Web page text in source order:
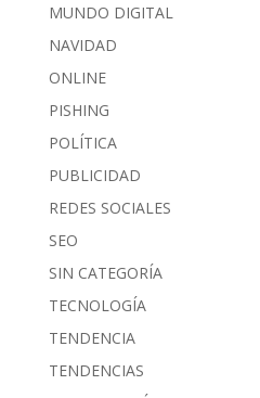
MUNDO DIGITAL
NAVIDAD
ONLINE
PISHING
POLÍTICA
PUBLICIDAD
REDES SOCIALES
SEO
SIN CATEGORÍA
TECNOLOGÍA
TENDENCIA
TENDENCIAS